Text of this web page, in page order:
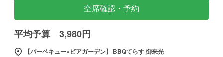
空席確認・予約
平均予算 3,980円
【バーベキュー×ビアガーデン】 BBQてらす 御来光